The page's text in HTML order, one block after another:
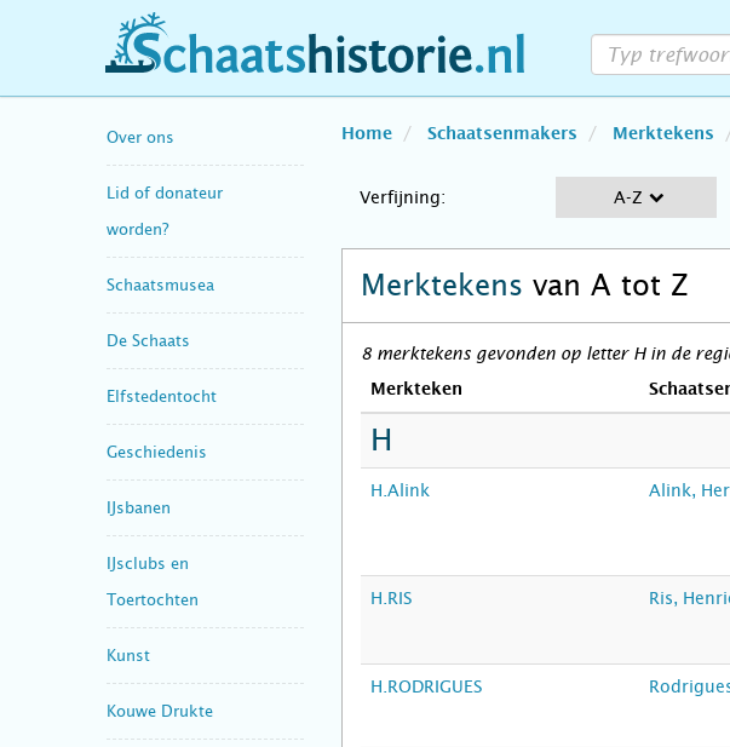
schaatshistorie.nl
Over ons
Lid of donateur
worden?
Schaatsmusea
De Schaats
Elfstedentocht
Geschiedenis
IJsbanen
IJsclubs en
Toertochten
Kunst
Kouwe Drukte
Home Schaatsenmakers Merktekens
Verfijning: A-Z
Merktekens van A tot Z
8 merktekens gevonden op letter H in de
Merkteken
H
H.Alink Alink,
H.RIS Ris,
H.RODRIGUES